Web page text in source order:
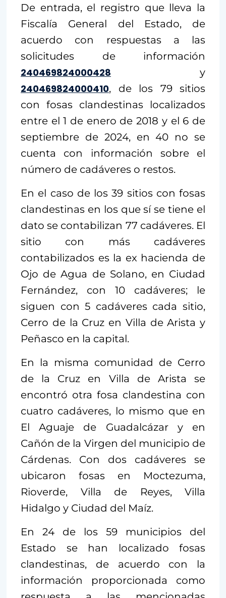
De entrada, el registro que lleva la
Fiscalía General del Estado, de
acuerdo con respuestas a las
solicitudes de información
240469824000428 y
240469824000410, de los 79 sitios
con fosas clandestinas localizados
entre el 1 de enero de 2018 y el 6 de
septiembre de 2024, en 40 no se
cuenta con información sobre el
número de cadáveres o restos.
En el caso de los 39 sitios con fosas
clandestinas en los que sí se tiene el
dato se contabilizan 77 cadáveres. El
sitio con más cadáveres
contabilizados es la ex hacienda de
Ojo de Agua de Solano, en Ciudad
Fernández, con 10 cadáveres; le
siguen con 5 cadáveres cada sitio,
Cerro de la Cruz en Villa de Arista y
Peñasco en la capital.
En la misma comunidad de Cerro
de la Cruz en Villa de Arista se
encontró otra fosa clandestina con
cuatro cadáveres, lo mismo que en
El Aguaje de Guadalcázar y en
Cañón de la Virgen del municipio de
Cárdenas. Con dos cadáveres se
ubicaron fosas en Moctezuma,
Rioverde, Villa de Reyes, Villa
Hidalgo y Ciudad del Maíz.
En 24 de los 59 municipios del
Estado se han localizado fosas
clandestinas, de acuerdo con la
información proporcionada como